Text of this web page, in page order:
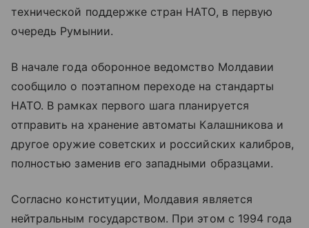
технической поддержке стран НАТО, в первую
очередь Румынии.
В начале года оборонное ведомство Молдавии
сообщило о поэтапном переходе на стандарты
НАТО. В рамках первого шага планируется
отправить на хранение автоматы Калашникова и
другое оружие советских и российских калибров,
полностью заменив его западными образцами.
Согласно конституции, Молдавия является
нейтральным государством. При этом с 1994 года